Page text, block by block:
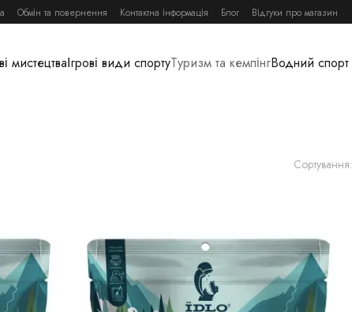
Обмін та повернення Контактна інформація Блог Відгуки про магазин
мистецтваІгрові види спортуТуризм та кемпінгВодний спорт
Сортування: